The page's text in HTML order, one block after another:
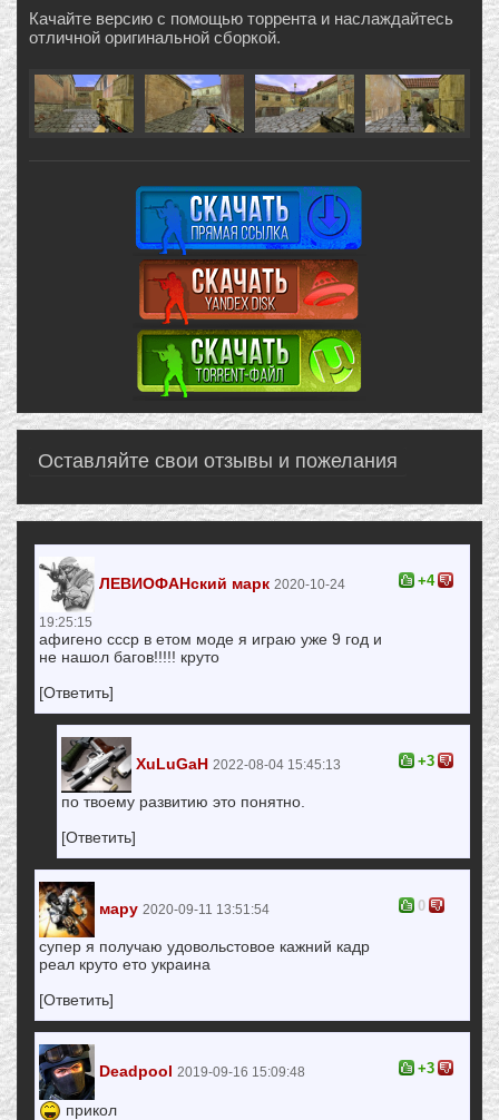
Качайте версию с помощью торрента и наслаждайтесь
отличной оригинальной сборкой.
Оставляйте свои отзывы и пожелания
ЛЕВИОФАНский марк 2020-10-24
19:25:15
афигено ссср в етом моде я играю уже 9 год и
не нашол багов!!!!! круто
[Ответить]
+4
XuLuGaH 2022-08-04 15:45:13
по твоему развитию это понятно.
[Ответить]
+3
мару 2020-09-11 13:51:54
супер я получаю удовольстовое кажний кадр
реал круто ето украина
[Ответить]
0
Deadpool 2019-09-16 15:09:48
прикол
+3